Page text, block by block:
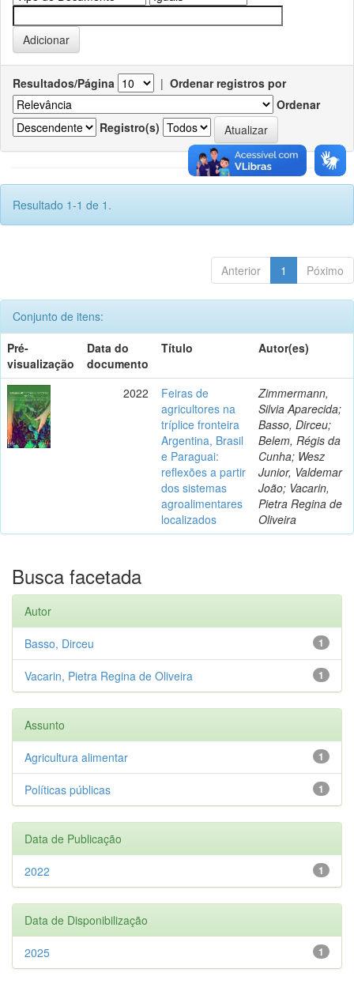
Resultados/Página | Ordenar registros por
Ordenar
Registro(s)
Resultado 1-1 de 1.
Anterior 1 Póximo
Conjunto de itens:
Pré-
visualização
Data do
documento
Título Autor(es)
2022
Feiras de
agricultores na
tríplice fronteira
Argentina, Brasil
e Paraguai:
reflexões a partir
dos sistemas
agroalimentares
localizados
Zimmermann,
Silvia Aparecida;
Basso, Dirceu;
Belem, Régis da
Cunha; Wesz
Junior, Valdemar
João; Vacarin,
Pietra Regina de
Oliveira
Busca facetada
Autor
1
Basso, Dirceu
1
Vacarin, Pietra Regina de Oliveira
Assunto
1
Agricultura alimentar
1
Políticas públicas
Data de Publicação
1
2022
Data de Disponibilização
1
2025